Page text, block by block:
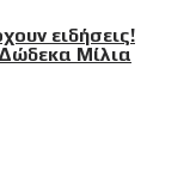
ειδήσεις!
Μίλια